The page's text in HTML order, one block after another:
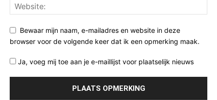
Bewaar mijn naam, e-mailadres en website in deze
browser voor de volgende keer dat ik een opmerking maak.
Ja, voeg mij toe aan je e-maillijst voor plaatselijk nieuws